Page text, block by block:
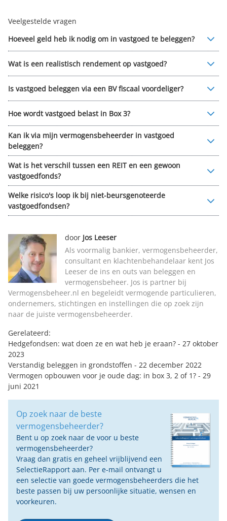
Veelgestelde vragen
Hoeveel geld heb ik nodig om in vastgoed te beleggen?
Wat is een realistisch rendement op vastgoed?
Is vastgoed beleggen via een BV fiscaal voordeliger?
Hoe wordt vastgoed belast in Box 3?
Kan ik via mijn vermogensbeheerder in vastgoed
beleggen?
Wat is het verschil tussen een REIT en een gewoon
vastgoedfonds?
Welke risico's loop ik bij niet-beursgenoteerde
vastgoedfondsen?
door Jos Leeser
Als voormalig bankier, vermogensbeheerder,
consultant en klachtenbehandelaar kent Jos
Leeser de ins en outs van beleggen en
vermogensbeheer. Jos is partner bij
Vermogensbeheer.nl en begeleidt vermogende particulieren,
ondernemers, stichtingen en instellingen die op zoek zijn
naar de juiste vermogensbeheerder.
Gerelateerd:
Hedgefondsen: wat doen ze en wat heb je eraan? - 27 oktober
2023
Verstandig beleggen in grondstoffen - 22 december 2022
Vermogen opbouwen voor je oude dag: in box 3, 2 of 1? - 29
juni 2021
Op zoek naar de beste
vermogensbeheerder?
Bent u op zoek naar de voor u beste
vermogensbeheerder?
Vraag dan gratis en geheel vrijblijvend een
SelectieRapport aan. Per e-mail ontvangt u
een selectie van goede vermogensbeheerders die het
beste passen bij uw persoonlijke situatie, wensen en
voorkeuren.